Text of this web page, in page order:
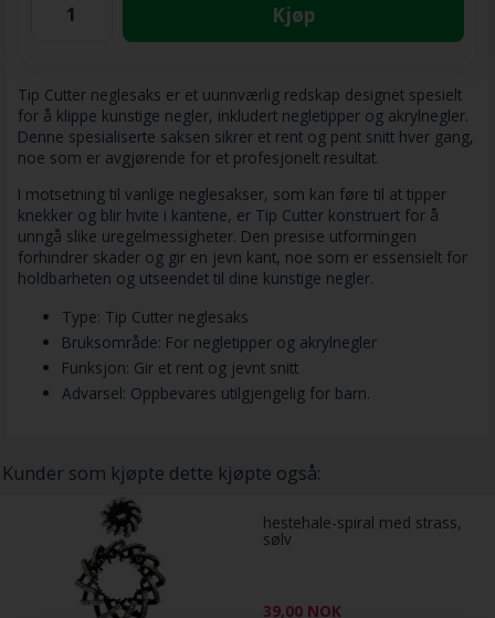
Kjøp
Tip Cutter neglesaks er et uunnværlig redskap designet spesielt
for å klippe kunstige negler, inkludert negletipper og akrylnegler.
Denne spesialiserte saksen sikrer et rent og pent snitt hver gang,
noe som er avgjørende for et profesjonelt resultat.
I motsetning til vanlige neglesakser, som kan føre til at tipper
knekker og blir hvite i kantene, er Tip Cutter konstruert for å
unngå slike uregelmessigheter. Den presise utformingen
forhindrer skader og gir en jevn kant, noe som er essensielt for
holdbarheten og utseendet til dine kunstige negler.
Type: Tip Cutter neglesaks
Bruksområde: For negletipper og akrylnegler
Funksjon: Gir et rent og jevnt snitt
Advarsel: Oppbevares utilgjengelig for barn.
Kunder som kjøpte dette kjøpte også:
hestehale-spiral med strass,
sølv
39,00 NOK